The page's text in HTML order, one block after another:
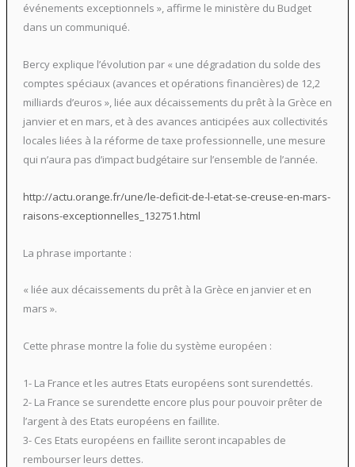
événements exceptionnels », affirme le ministère du Budget
dans un communiqué.
Bercy explique l’évolution par « une dégradation du solde des
comptes spéciaux (avances et opérations financières) de 12,2
milliards d’euros », liée aux décaissements du prêt à la Grèce en
janvier et en mars, et à des avances anticipées aux collectivités
locales liées à la réforme de taxe professionnelle, une mesure
qui n’aura pas d’impact budgétaire sur l’ensemble de l’année.
http://actu.orange.fr/une/le-deficit-de-l-etat-se-creuse-en-mars-
raisons-exceptionnelles_132751.html
La phrase importante :
« liée aux décaissements du prêt à la Grèce en janvier et en
mars ».
Cette phrase montre la folie du système européen :
1- La France et les autres Etats européens sont surendettés.
2- La France se surendette encore plus pour pouvoir prêter de
l’argent à des Etats européens en faillite.
3- Ces Etats européens en faillite seront incapables de
rembourser leurs dettes.